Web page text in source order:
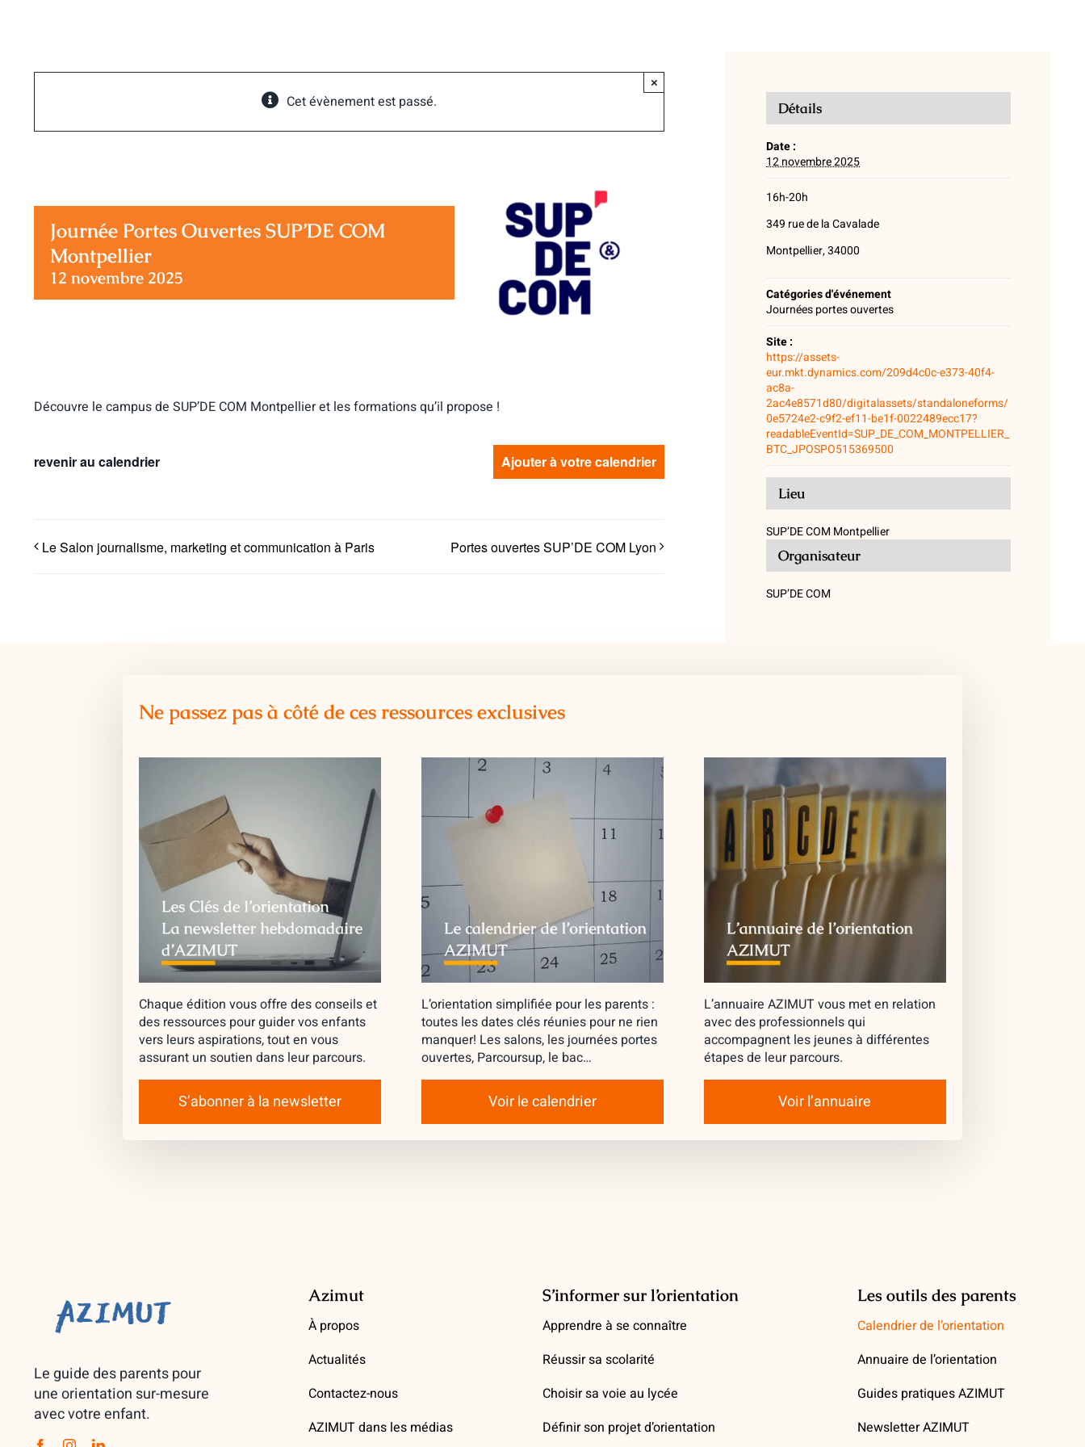
Cet évènement est passé.
×
Journée Portes Ouvertes SUP’DE COM
Montpellier
12 novembre 2025
Découvre le campus de SUP’DE COM Montpellier et les formations qu’il propose !
revenir au calendrier Ajouter à votre calendrier
Le Salon journalisme, marketing et communication à Paris Portes ouvertes SUP’DE COM Lyon
Détails
Date :
12 novembre 2025
16h-20h
349 rue de la Cavalade
Montpellier, 34000
Catégories d'événement
Journées portes ouvertes
Site :
https://assets-
eur.mkt.dynamics.com/209d4c0c-e373-40f4-
ac8a-
2ac4e8571d80/digitalassets/standaloneforms/
0e5724e2-c9f2-ef11-be1f-0022489ecc17?
readableEventId=SUP_DE_COM_MONTPELLIER_
BTC_JPOSPO515369500
Lieu
SUP’DE COM Montpellier
Organisateur
SUP’DE COM
Ne passez pas à côté de ces ressources exclusives
Chaque édition vous offre des conseils et
des ressources pour guider vos enfants
vers leurs aspirations, tout en vous
assurant un soutien dans leur parcours.
S’abonner à la newsletter
L’orientation simplifiée pour les parents :
toutes les dates clés réunies pour ne rien
manquer! Les salons, les journées portes
ouvertes, Parcoursup, le bac…
Voir le calendrier
L’annuaire AZIMUT vous met en relation
avec des professionnels qui
accompagnent les jeunes à différentes
étapes de leur parcours.
Voir l’annuaire
Le guide des parents pour
une orientation sur-mesure
avec votre enfant.
Azimut
À propos
Actualités
Contactez-nous
AZIMUT dans les médias
S’informer sur l’orientation
Apprendre à se connaître
Réussir sa scolarité
Choisir sa voie au lycée
Définir son projet d’orientation
Les outils des parents
Calendrier de l’orientation
Annuaire de l’orientation
Guides pratiques AZIMUT
Newsletter AZIMUT